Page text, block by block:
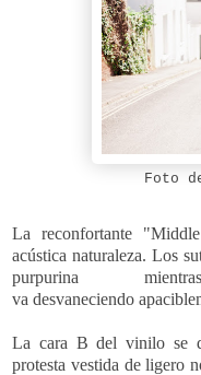
Foto
La reconfortante
acústica naturaleza. Los
purpurina
va desvaneciendo
La cara B del vinilo se
protesta vestida de ligero